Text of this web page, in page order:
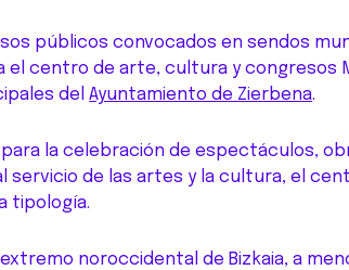
públicos convocados en sendos
centro de arte, cultura y congresos
delAyuntamiento de Zierbena.
la celebración de espectáculos,
servicio de las artes y la cultura, el
tipología.
noroccidental de Bizkaia, a